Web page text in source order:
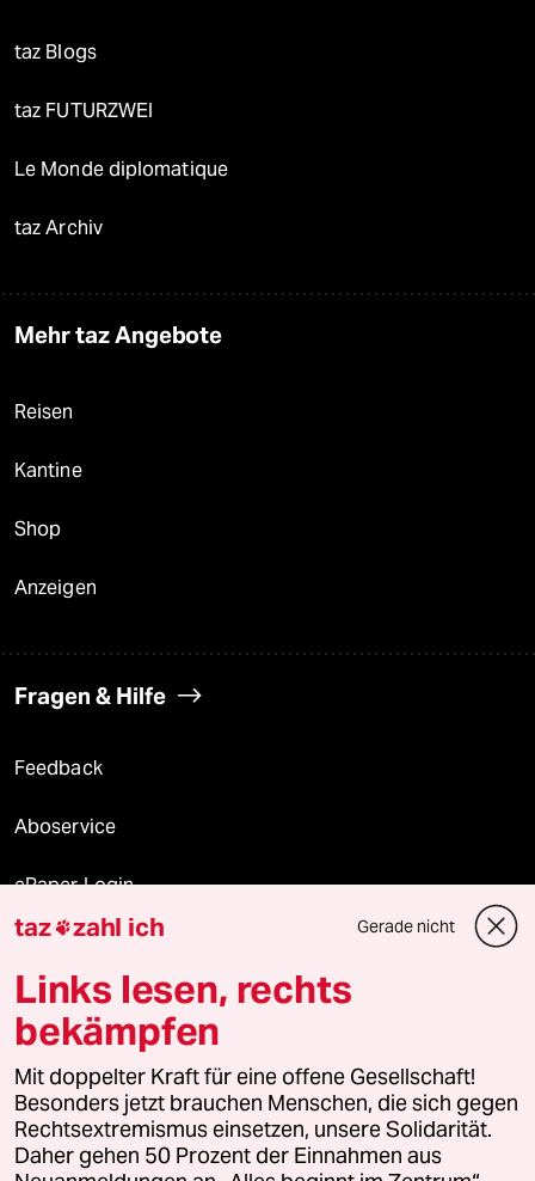
taz Blogs
taz FUTURZWEI
Le Monde diplomatique
taz Archiv
Mehr taz Angebote
Reisen
Kantine
Shop
Anzeigen
Fragen & Hilfe
Feedback
Aboservice
ePaper Login
Downloads für Abonnierende
© 2026 taz Verlags und Vertriebs GmbH
Alle Rechte vorbehalten. Bei rechtlichen Fragen oder für Genehmigungen
wenden Sie sich bitte an lizenzen@taz.de
Feedback Redaktionsstatut Kommune-Richtlinien
taz zahl ich Gerade nicht
Links lesen, rechts
bekämpfen
Mit doppelter Kraft für eine offene Gesellschaft!
Besonders jetzt brauchen Menschen, die sich gegen
Rechtsextremismus einsetzen, unsere Solidarität.
Daher gehen 50 Prozent der Einnahmen aus